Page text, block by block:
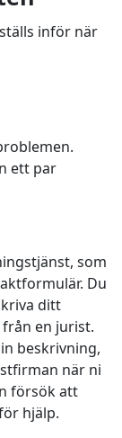
inför när
ett par
som
Du
ditt
en jurist.
beskrivning,
när ni
försök att
hjälp.